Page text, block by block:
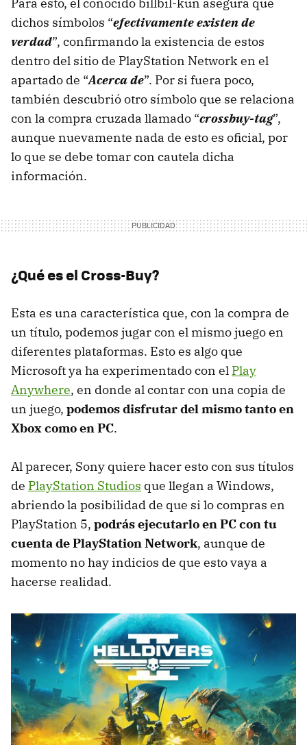
Para esto, el conocido billbil-kun asegura que
dichos símbolos “efectivamente existen de
verdad”, confirmando la existencia de estos
dentro del sitio de PlayStation Network en el
apartado de “Acerca de”. Por si fuera poco,
también descubrió otro símbolo que se relaciona
con la compra cruzada llamado “crossbuy-tag”,
aunque nuevamente nada de esto es oficial, por
lo que se debe tomar con cautela dicha
información.
¿Qué es el Cross-Buy?
Esta es una característica que, con la compra de
un título, podemos jugar con el mismo juego en
diferentes plataformas. Esto es algo que
Microsoft ya ha experimentado con el Play
Anywhere, en donde al contar con una copia de
un juego, podemos disfrutar del mismo tanto en
Xbox como en PC.
Al parecer, Sony quiere hacer esto con sus títulos
de PlayStation Studios que llegan a Windows,
abriendo la posibilidad de que si lo compras en
PlayStation 5, podrás ejecutarlo en PC con tu
cuenta de PlayStation Network, aunque de
momento no hay indicios de que esto vaya a
hacerse realidad.